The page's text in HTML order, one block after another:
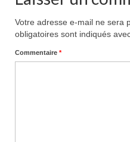
Votre adresse e-mail ne sera
obligatoires sont indiqués
Commentaire *